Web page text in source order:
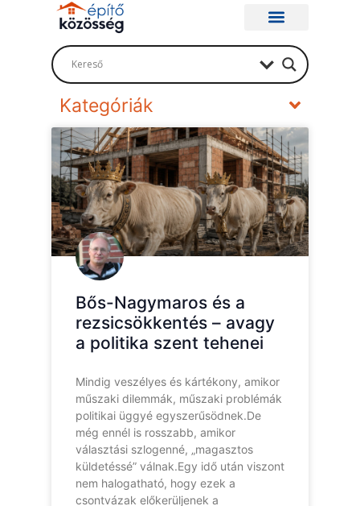
Kategóriák
Bős-Nagymaros és a
rezsicsökkentés – avagy
a politika szent tehenei
Mindig veszélyes és kártékony, amikor
műszaki dilemmák, műszaki problémák
politikai üggyé egyszerűsödnek.De
még ennél is rosszabb, amikor
választási szlogenné, „magasztos
küldetéssé” válnak.Egy idő után viszont
nem halogatható, hogy ezek a
csontvázak előkerüljenek a